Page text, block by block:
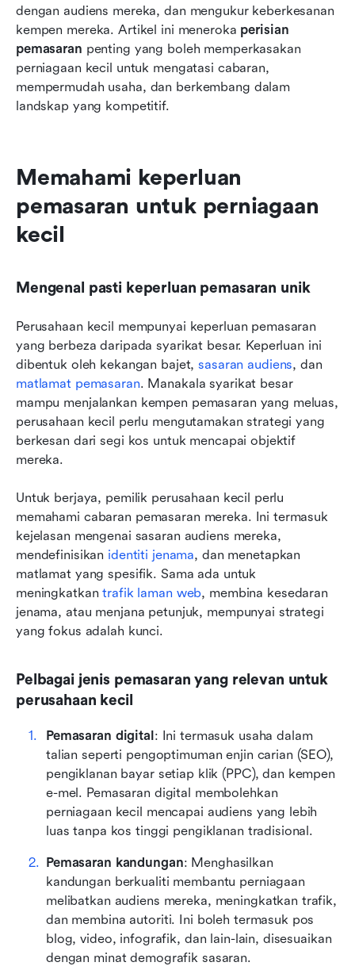
dengan audiens mereka, dan mengukur keberkesanan
kempen mereka. Artikel ini meneroka perisian
pemasaran penting yang boleh memperkasakan
perniagaan kecil untuk mengatasi cabaran,
mempermudah usaha, dan berkembang dalam
landskap yang kompetitif.
Memahami keperluan
pemasaran untuk perniagaan
kecil
Mengenal pasti keperluan pemasaran unik
Perusahaan kecil mempunyai keperluan pemasaran
yang berbeza daripada syarikat besar. Keperluan ini
dibentuk oleh kekangan bajet, sasaran audiens
matlamat pemasaran. Manakala syarikat besar
mampu menjalankan kempen pemasaran yang meluas,
perusahaan kecil perlu mengutamakan strategi yang
berkesan dari segi kos untuk mencapai objektif
mereka.
Untuk berjaya, pemilik perusahaan kecil perlu
memahami cabaran pemasaran mereka. Ini termasuk
kejelasan mengenai sasaran audiens mereka,
mendefinisikan identiti jenama, dan menetapkan
matlamat yang spesifik. Sama ada untuk
meningkatkan trafik laman web, membina kesedaran
jenama, atau menjana petunjuk, mempunyai strategi
yang fokus adalah kunci.
Pelbagai jenis pemasaran yang relevan untuk
perusahaan kecil
Pemasaran digital: Ini termasuk usaha dalam
talian seperti pengoptimuman enjin carian (SEO),
pengiklanan bayar setiap klik (PPC), dan kempen
e-mel. Pemasaran digital membolehkan
perniagaan kecil mencapai audiens yang lebih
luas tanpa kos tinggi pengiklanan tradisional.
Pemasaran kandungan: Menghasilkan
kandungan berkualiti membantu perniagaan
melibatkan audiens mereka, meningkatkan trafik,
dan membina autoriti. Ini boleh termasuk pos
blog, video, infografik, dan lain-lain, disesuaikan
dengan minat demografik sasaran.